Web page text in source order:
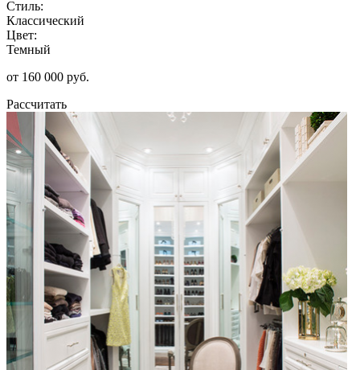
Стиль:
Классический
Цвет:
Темный
от 160 000 руб.
Рассчитать